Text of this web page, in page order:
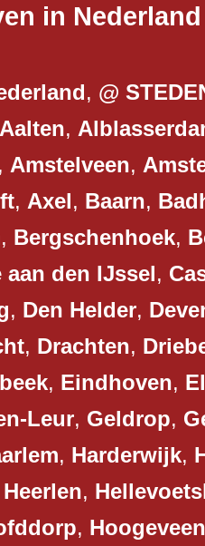
in Nederland
, @
Aalten,
, Amstelveen,
, Axel, Baarn,
, Bergschenhoek,
aan den IJssel,
, Den Helder,
, Drachten,
, Eindhoven,
Leur, Geldrop,
, Harderwijk,
Heerlen,
, Hoogeveen